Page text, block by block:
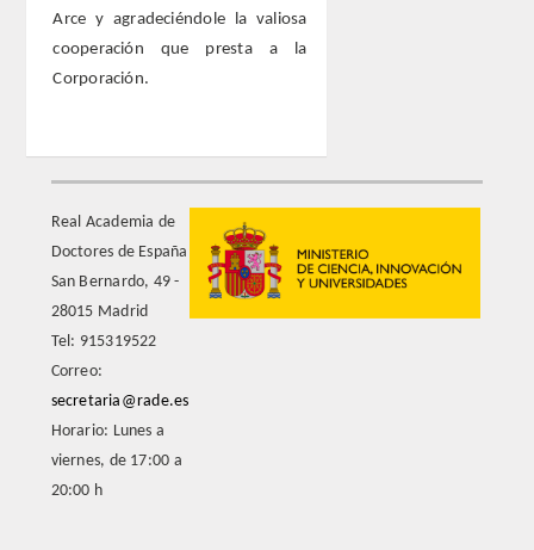
Arce y agradeciéndole la valiosa
cooperación que presta a la
Corporación.
Real Academia de
Doctores de España
San Bernardo, 49 -
28015 Madrid
Tel: 915319522
Correo:
secretaria@rade.es
Horario: Lunes a
viernes, de 17:00 a
20:00 h